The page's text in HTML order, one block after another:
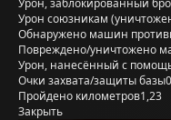
Урон, заблокированный
Урон союзникам
Обнаружено машин
Повреждено/уничтожено
Урон, нанесённый с
Очки захвата/защиты базы
Пройдено километров1,23
Закрыть